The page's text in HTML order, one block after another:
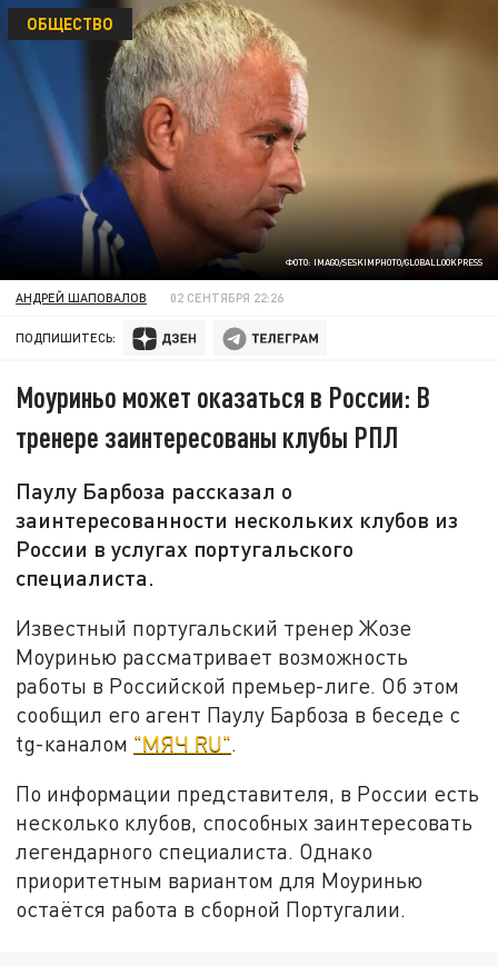
ФОТО: IMAGO/SESKIMPHOTO/GLOBALLOOKPRESS
ОБЩЕСТВО
АНДРЕЙ ШАПОВАЛОВ 02 СЕНТЯБРЯ 22:26
ПОДПИШИТЕСЬ:
Моуриньо может оказаться в России: В
тренере заинтересованы клубы РПЛ
Паулу Барбоза рассказал о
заинтересованности нескольких клубов из
России в услугах португальского
специалиста.
Известный португальский тренер Жозе
Моуринью рассматривает возможность
работы в Российской премьер-лиге. Об этом
сообщил его агент Паулу Барбоза в беседе с
tg-каналом "МЯЧ RU".
По информации представителя, в России есть
несколько клубов, способных заинтересовать
легендарного специалиста. Однако
приоритетным вариантом для Моуринью
остаётся работа в сборной Португалии.